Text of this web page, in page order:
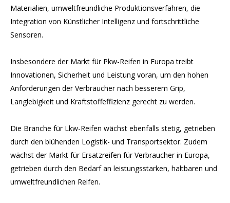
Materialien, umweltfreundliche Produktionsverfahren, die
Integration von Künstlicher Intelligenz und fortschrittliche
Sensoren.
Insbesondere der Markt für Pkw-Reifen in Europa treibt
Innovationen, Sicherheit und Leistung voran, um den hohen
Anforderungen der Verbraucher nach besserem Grip,
Langlebigkeit und Kraftstoffeffizienz gerecht zu werden.
Die Branche für Lkw-Reifen wächst ebenfalls stetig, getrieben
durch den blühenden Logistik- und Transportsektor. Zudem
wächst der Markt für Ersatzreifen für Verbraucher in Europa,
getrieben durch den Bedarf an leistungsstarken, haltbaren und
umweltfreundlichen Reifen.